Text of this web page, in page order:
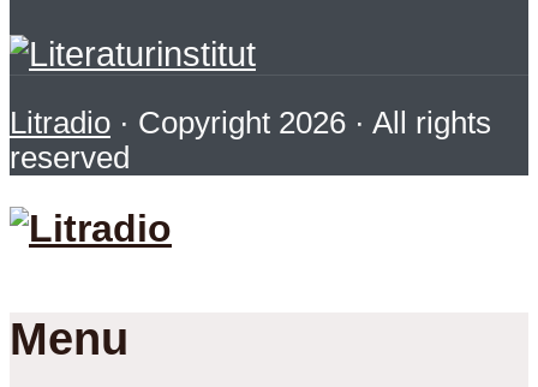
Litradio · Copyright 2026 · All rights
reserved
Menu